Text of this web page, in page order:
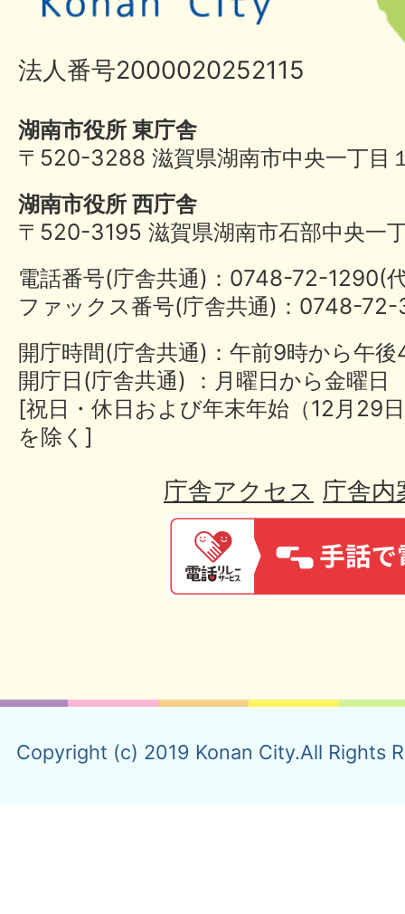
法人番号2000020252115
湖南市役所 東庁舎
〒520-3288 滋賀県湖南市中央一丁目
湖南市役所 西庁舎
〒520-3195 滋賀県湖南市石部中央一
電話番号(庁舎共通)：0748-72-
ファックス番号(庁舎共通)：0748-
開庁時間(庁舎共通)：午前9時から午
開庁日(庁舎共通) ：月曜日から金曜日
[祝日・休日および年末年始（12月29
を除く]
庁舎アクセス 庁舎内
Copyright (c) 2019 Konan City.All Rights